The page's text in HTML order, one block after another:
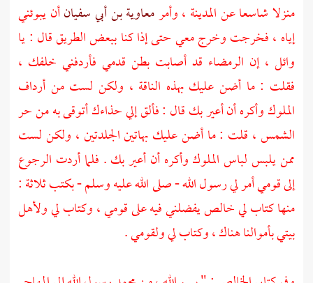
منزلا شاسعا عنالمدينة ، وأمرمعاوية بن أبي سفيانأن يبوئني
إياه ، فخرجت وخرج معي حتى إذا كنا ببعض الطريق قال : يا
وائل ، إن الرمضاء قد أصابت بطن قدمي فأردفني خلفك ،
فقلت : ما أضن عليك بهذه الناقة ، ولكن لست من أرداف
الملوك وأكره أن أعير بك قال : فألق إلي حذاءك أتوقى به من حر
الشمس ، قلت : ما أضن عليك بهاتين الجلدتين ، ولكن لست
ممن يلبس لباس الملوك وأكره أن أعير بك . فلما أردت الرجوع
إلى قومي أمر لي رسول الله - صلى الله عليه وسلم - بكتب ثلاثة :
منها كتاب لي خالص يفضلني فيه على قومي ، وكتاب لي ولأهل
بيتي بأموالنا هناك ، وكتاب لي ولقومي .